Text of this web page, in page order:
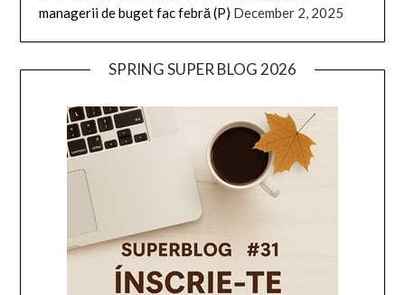
managerii de buget fac febră (P) December 2, 2025
SPRING SUPER BLOG 2026